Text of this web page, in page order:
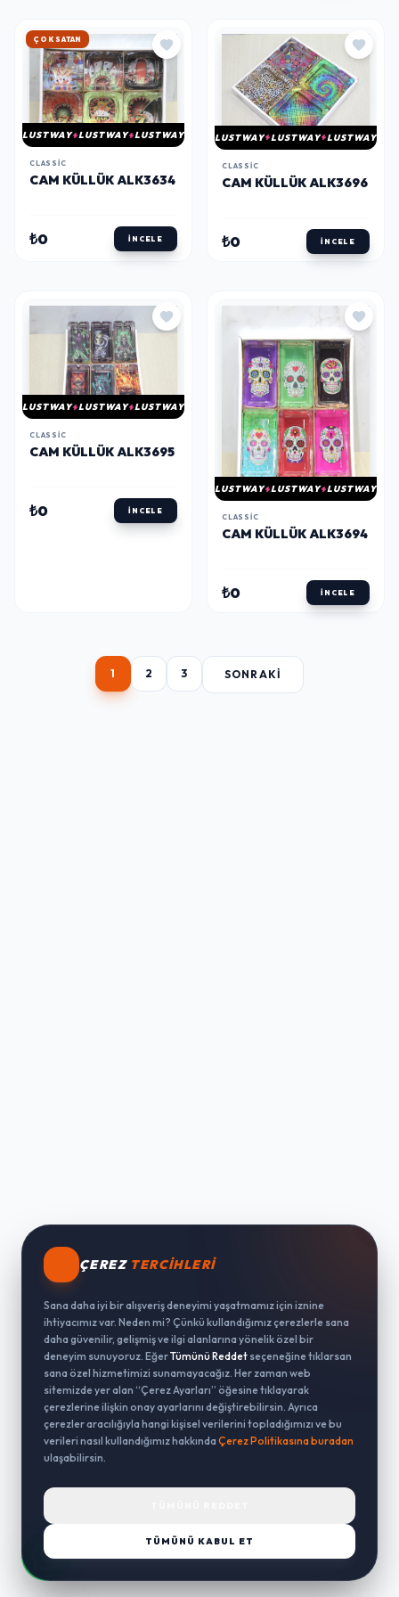
HIZLI KARGO
LUSTWAY LUSTWAY LUSTWAY
CLASSIC
CAM KÜLLÜK ALK3634
₺0 İNCELE
LUSTWAY LUSTWAY LUSTWAY
CLASSIC
CAM KÜLLÜK ALK3696
₺0 İNCELE
LUSTWAY LUSTWAY LUSTWAY
CLASSIC
CAM KÜLLÜK ALK3695
₺0 İNCELE
LUSTWAY LUSTWAY LUSTWAY
CLASSIC
CAM KÜLLÜK ALK3694
₺0 İNCELE
1 2 3 SONRAKI
ÇEREZ TERCIHLERI
Sana daha iyi bir alışveriş deneyimi yaşatmamız için iznine
ihtiyacımız var. Neden mi? Çünkü kullandığımız çerezlerle sana
daha güvenilir, gelişmiş ve ilgi alanlarına yönelik özel bir
deneyim sunuyoruz. EğerTümünü Reddet seçeneğine tıklarsan
sana özel hizmetimizi sunamayacağız. Her zaman web
sitemizde yer alan “Çerez Ayarları” öğesine tıklayarak
çerezlerine ilişkin onay ayarlarını değiştirebilirsin. Ayrıca
çerezler aracılığıyla hangi kişisel verilerini topladığımızı ve bu
verileri nasıl kullandığımız hakkında Çerez Politikasına buradan
ulaşabilirsin.
TÜMÜNÜ KABUL ET